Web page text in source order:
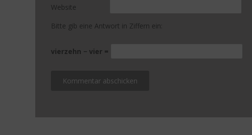
Website
Bitte gib eine Antwort in Ziffern ein:
vierzehn − vier =